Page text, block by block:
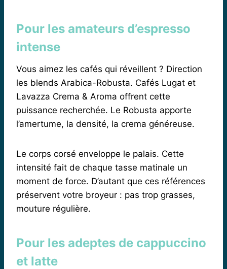
Pour les amateurs d’espresso
intense
Vous aimez les cafés qui réveillent ? Direction
les blends Arabica-Robusta. Cafés Lugat et
Lavazza Crema & Aroma offrent cette
puissance recherchée. Le Robusta apporte
l’amertume, la densité, la crema généreuse.
Le corps corsé enveloppe le palais. Cette
intensité fait de chaque tasse matinale un
moment de force. D’autant que ces références
préservent votre broyeur : pas trop grasses,
mouture régulière.
Pour les adeptes de cappuccino
et latte